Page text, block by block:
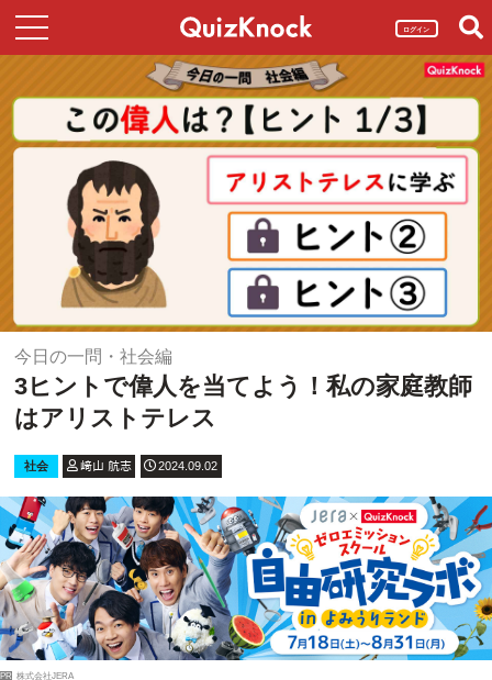
ログイン
今日の一問・社会編
3ヒントで偉人を当てよう！私の家庭教師
はアリストテレス
社会 﨑山 航志 2024.09.02
PR 株式会社JERA